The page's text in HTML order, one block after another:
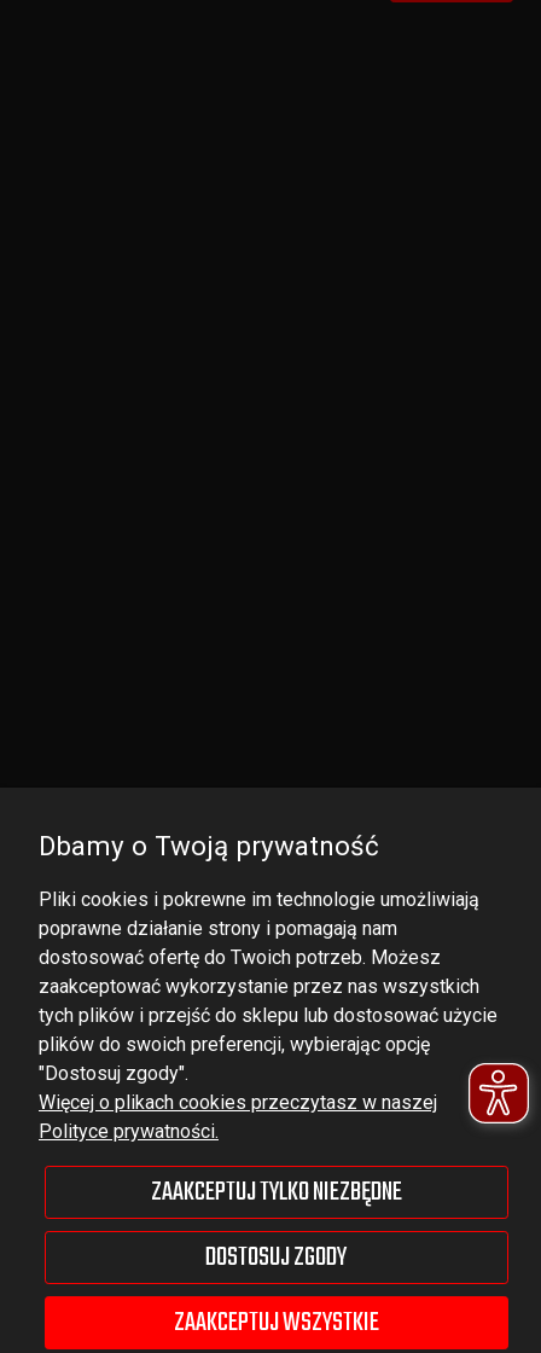
DOMINATOR GROUP Sp. z o.o.
Ludowa 59, 43-514 Kaniów,
POLAND
VAT ID No.: 6521751083
dominator@dominator.pl
© Copyright 2022 | Dominator Group Sp. z o. o.
Dbamy o Twoją prywatność
Pliki cookies i pokrewne im technologie umożliwiają
poprawne działanie strony i pomagają nam
dostosować ofertę do Twoich potrzeb. Możesz
zaakceptować wykorzystanie przez nas wszystkich
tych plików i przejść do sklepu lub dostosować użycie
plików do swoich preferencji, wybierając opcję
"Dostosuj zgody".
Więcej o plikach cookies przeczytasz w naszej
Polityce prywatności.
ZAAKCEPTUJ TYLKO NIEZBĘDNE
DOSTOSUJ ZGODY
ZAAKCEPTUJ WSZYSTKIE